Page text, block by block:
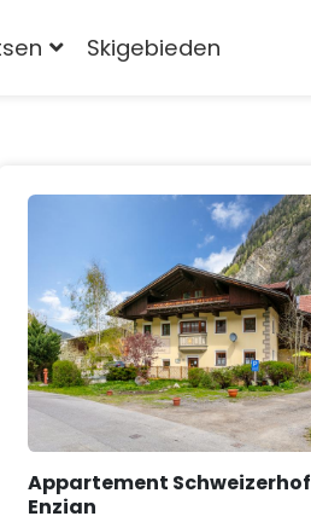
Skigebieden
Appartement Schweizerhof
Enzian